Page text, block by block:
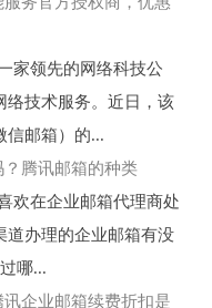
家领先的网络科技公
络技术服务。近日，该
信邮箱）的...
腾讯邮箱的种类
欢在企业邮箱代理商处
道办理的企业邮箱有没
哪...
企业邮箱续费折扣是